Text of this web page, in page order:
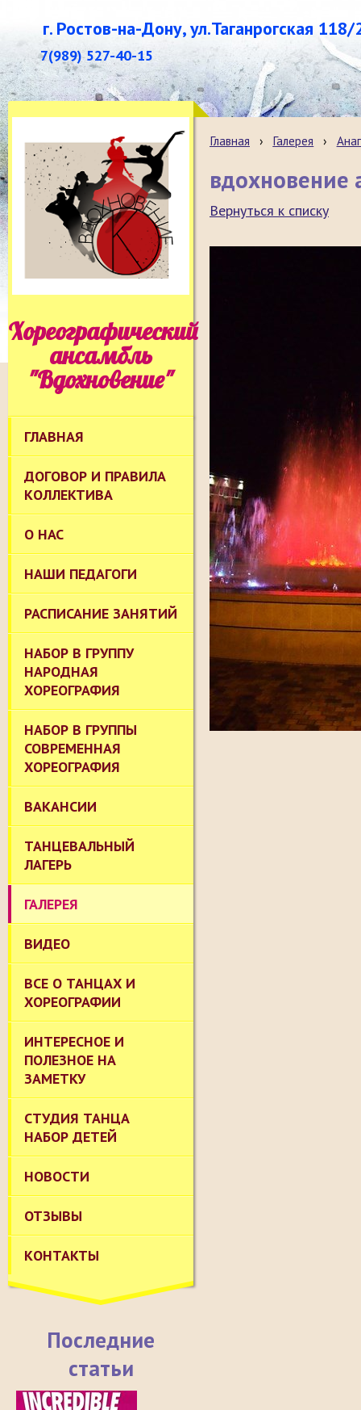
г. Ростов-на-Дону, ул.Таганрогская 118/
7(989) 527-40-15
Хореографический
ансамбль
"Вдохновение"
ГЛАВНАЯ
ДОГОВОР И ПРАВИЛА
КОЛЛЕКТИВА
О НАС
НАШИ ПЕДАГОГИ
РАСПИСАНИЕ ЗАНЯТИЙ
НАБОР В ГРУППУ
НАРОДНАЯ
ХОРЕОГРАФИЯ
НАБОР В ГРУППЫ
СОВРЕМЕННАЯ
ХОРЕОГРАФИЯ
ВАКАНСИИ
ТАНЦЕВАЛЬНЫЙ
ЛАГЕРЬ
ГАЛЕРЕЯ
ВИДЕО
ВСЕ О ТАНЦАХ И
ХОРЕОГРАФИИ
ИНТЕРЕСНОЕ И
ПОЛЕЗНОЕ НА
ЗАМЕТКУ
СТУДИЯ ТАНЦА
НАБОР ДЕТЕЙ
НОВОСТИ
ОТЗЫВЫ
КОНТАКТЫ
Последние
статьи
Главная › Галерея ›
вдохновение
Вернуться к списку